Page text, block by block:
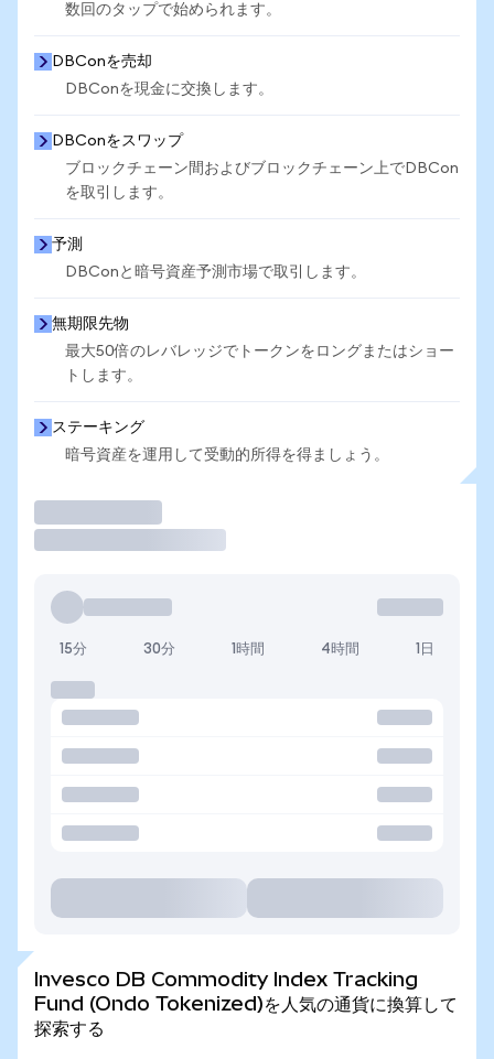
数回のタップで始められます。
DBConを売却
DBConを現金に交換します。
DBConをスワップ
ブロックチェーン間およびブロックチェーン上でDBCon
を取引します。
予測
DBConと暗号資産予測市場で取引します。
無期限先物
最大50倍のレバレッジでトークンをロングまたはショー
トします。
ステーキング
暗号資産を運用して受動的所得を得ましょう。
15分 30分 1時間 4時間 1日
Invesco DB Commodity Index Tracking
Fund (Ondo Tokenized)を人気の通貨に換算して
探索する